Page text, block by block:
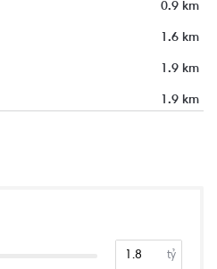
0.9 km
1.6 km
1.9 km
1.9 km
tỷ